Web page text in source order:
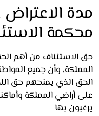
الاعتراض
من أهم الحقوق
وأن جميع
الذي يمنحهم حق اللجوء
أراضي المملكة
بها